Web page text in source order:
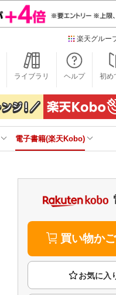
楽天グルー
本/
楽天
電子
楽天
雑誌
楽天
楽天
動画
Rチャ
楽天
エン
推し楽
ライブラリ ヘルプ 初め
電子書籍(楽天Kobo)
買い物か